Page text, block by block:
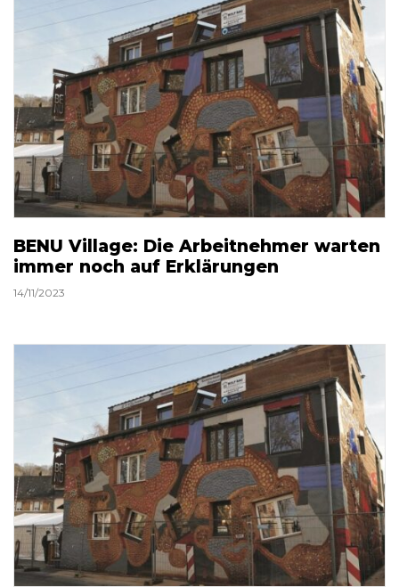
BENU Village: Die Arbeitnehmer warten
immer noch auf Erklärungen
14/11/2023